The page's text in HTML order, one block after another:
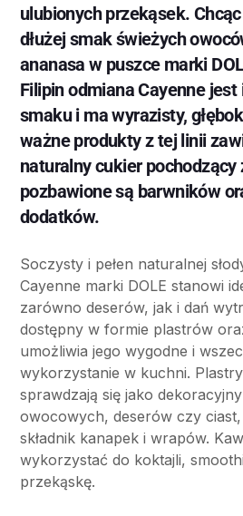
ulubionych przekąsek.
dłużej smak świeżych
ananasa w puszce marki
Filipin odmiana Cayenne
smaku i ma wyrazisty,
ważne produkty z tej linii
naturalny cukier pochodzący
pozbawione są barwników
dodatków.
Soczysty i pełen naturalnej
Cayenne marki DOLE stanowi
zarówno deserów, jak i dań
dostępny w formie plastrów
umożliwia jego wygodne i
wykorzystanie w kuchni.
sprawdzają się jako
owocowych, deserów czy
składnik kanapek i wrapów.
wykorzystać do koktajli,
przekąskę.